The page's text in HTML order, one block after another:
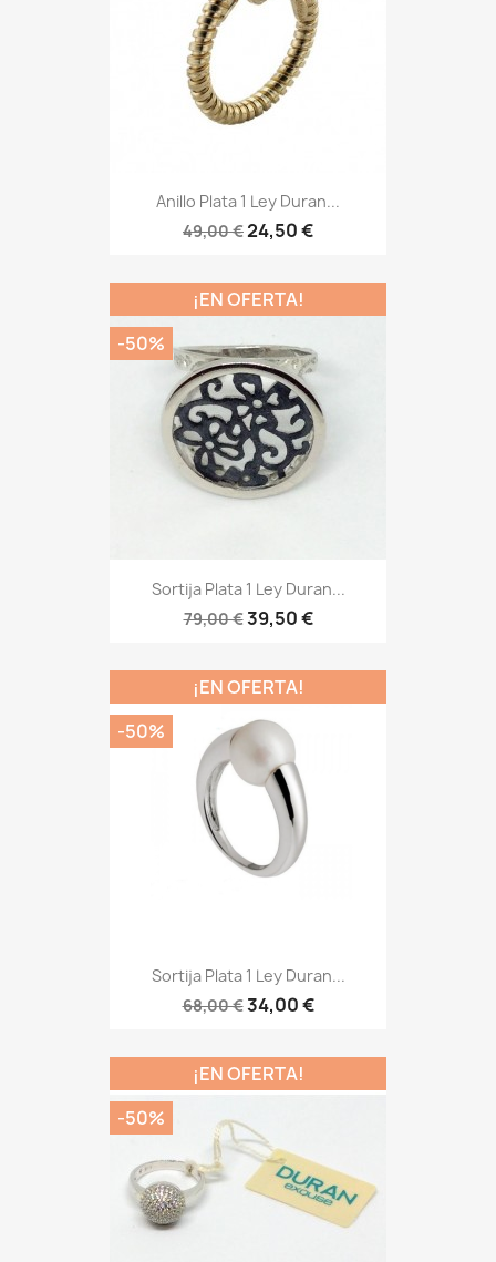
Anillo Plata 1 Ley Duran...
49,00 €24,50 €
Sortija Plata 1 Ley Duran...
79,00 €39,50 €
¡EN OFERTA!
-50%
Sortija Plata 1 Ley Duran...
68,00 €34,00 €
¡EN OFERTA!
-50%
¡EN OFERTA!
-50%